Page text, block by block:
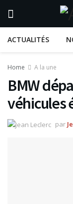
ACTUALITÉS
Home A la une
BMW
véhicules
par